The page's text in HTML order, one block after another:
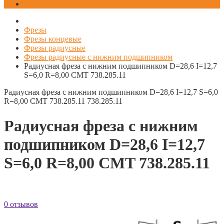
Фрезы
Фрезы концевые
Фрезы радиусные
Фрезы радиусные с нижним подшипником
Радиусная фреза с нижним подшипником D=28,6 I=12,7
S=6,0 R=8,00 CMT 738.285.11
Радиусная фреза с нижним подшипником D=28,6 I=12,7 S=6,0
R=8,00 CMT 738.285.11 738.285.11
Радиусная фреза с нижним
подшипником D=28,6 I=12,7
S=6,0 R=8,00 CMT 738.285.11
0 отзывов